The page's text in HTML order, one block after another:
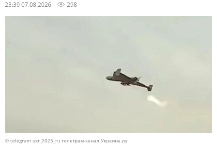
23:39 07.08.2026 298
© telegram ukr_2025_ru телеграм-канал Украина.ру